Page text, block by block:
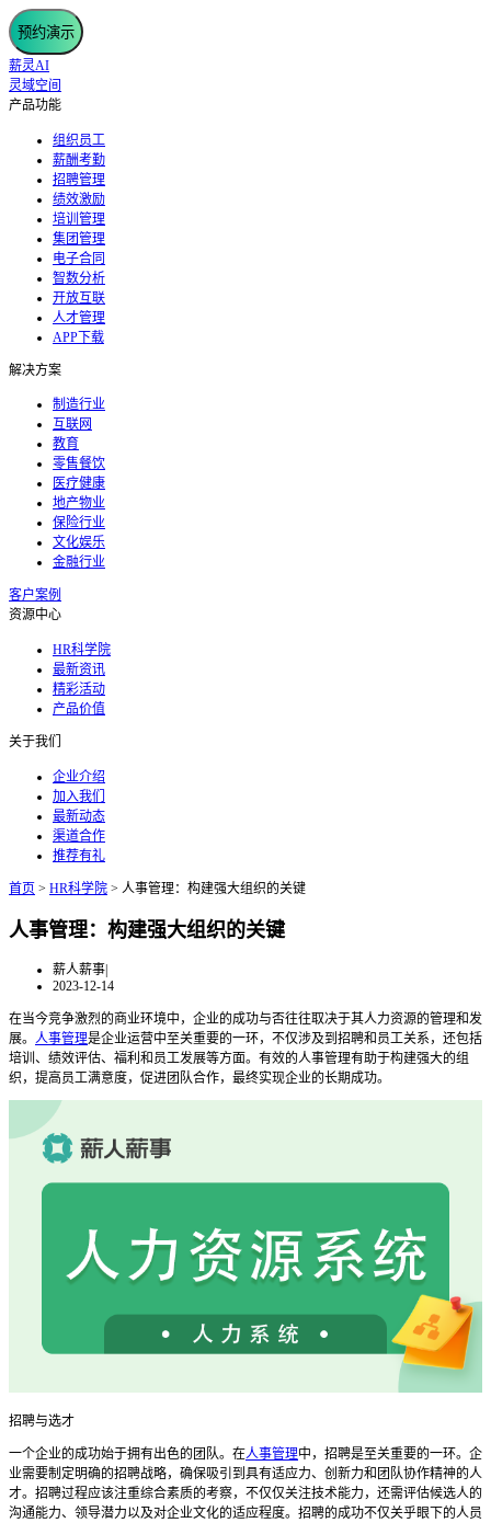
预约演示
薪灵AI
灵域空间
产品功能
组织员工
薪酬考勤
招聘管理
绩效激励
培训管理
集团管理
电子合同
智数分析
开放互联
人才管理
APP下载
解决方案
制造行业
互联网
教育
零售餐饮
医疗健康
地产物业
保险行业
文化娱乐
金融行业
客户案例
资源中心
HR科学院
最新资讯
精彩活动
产品价值
关于我们
企业介绍
加入我们
最新动态
渠道合作
推荐有礼
首页 > HR科学院 > 人事管理：构建强大组织的关键
人事管理：构建强大组织的关键
薪人薪事|
2023-12-14
在当今竞争激烈的商业环境中，企业的成功与否往往取决于其人力资源的管理和发
展。 人事管理是企业运营中至关重要的一环，不仅涉及到招聘和员工关系，还包括
培训、绩效评估、福利和员工发展等方面。有效的人事管理有助于构建强大的组
织，提高员工满意度，促进团队合作，最终实现企业的长期成功。
招聘与选才
一个企业的成功始于拥有出色的团队。在人事管理中，招聘是至关重要的一环。企
业需要制定明确的招聘战略，确保吸引到具有适应力、创新力和团队协作精神的人
才。招聘过程应该注重综合素质的考察，不仅仅关注技术能力，还需评估候选人的
沟通能力、领导潜力以及对企业文化的适应程度。招聘的成功不仅关乎眼下的人员